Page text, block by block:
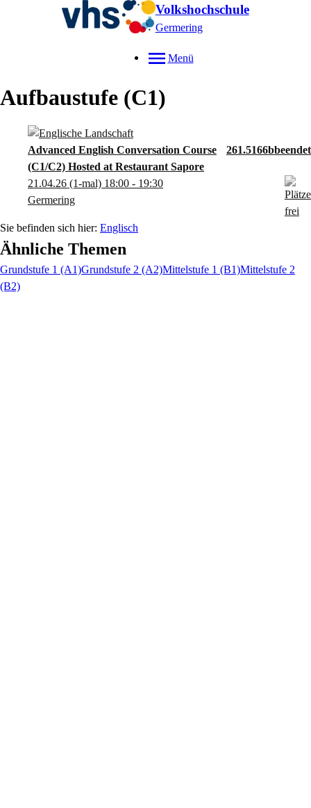
Volkshochschule
Germering
Menü
Aufbaustufe (C1)
Advanced English Conversation Course
(C1/C2) Hosted at Restaurant Sapore
261.5166b
21.04.26 (1-mal) 18:00 - 19:30
Germering
Englisch
Ähnliche Themen
Grundstufe 1 (A1)Grundstufe 2 (A2)Mittelstufe 1 (B1)Mittelstufe 2
(B2)